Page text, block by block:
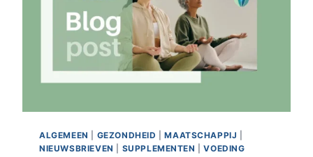
BEHANDELEN
ALGEMEEN GEZONDHEID |MAATSCHAPPIJ
NIEUWSBRIEVEN
SUPPLEMENTEN |VOEDING